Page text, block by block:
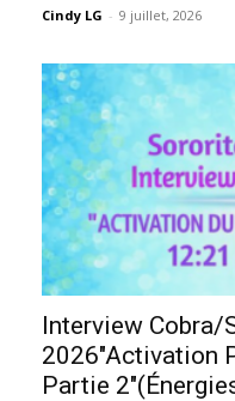
Cindy LG - 9 juillet, 2026
Interview Cobra/
2026″Activation
Partie